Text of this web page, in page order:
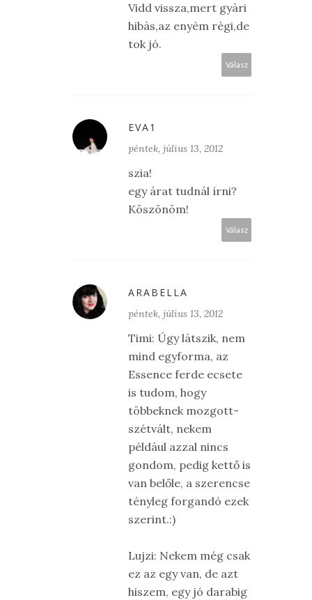
Vidd vissza,mert gyàri
hibàs,az enyèm règi,de
tok jó.
Válasz
EVA1
péntek, július 13, 2012
szia!
egy árat tudnál írni?
Köszönöm!
Válasz
ARABELLA
péntek, július 13, 2012
Timi: Úgy látszik, nem
mind egyforma, az
Essence ferde ecsete
is tudom, hogy
többeknek mozgott-
szétvált, nekem
például azzal nincs
gondom, pedig kettő is
van belőle, a szerencse
tényleg forgandó ezek
szerint.:)
Lujzi: Nekem még csak
ez az egy van, de azt
hiszem, egy jó darabig